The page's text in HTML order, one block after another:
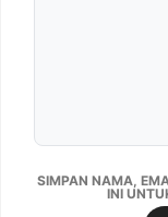
SIMPAN NAMA,
INI